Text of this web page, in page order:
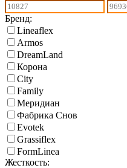
Бренд:
Lineaflex
Armos
DreamLand
Корона
City
Family
Меридиан
Фабрика Снов
Еvotek
Grassiflex
FormLinea
Жесткость: